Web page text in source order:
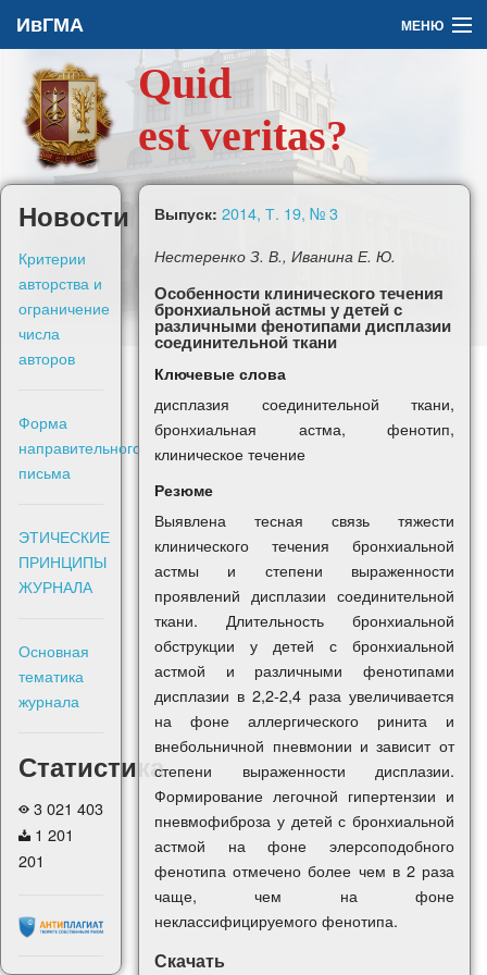
ИвГМА МЕНЮ
Архив
О журнале
Задать вопрос
Правила для авторов
Войти
Quid
est veritas?
Новости
Критерии
авторства и
ограничение
числа
авторов
Форма
направительного
письма
ЭТИЧЕСКИЕ
ПРИНЦИПЫ
ЖУРНАЛА
Основная
тематика
журнала
Статистика
3 021 403
1 201
201
Выпуск: 2014, Т. 19, № 3
Нестеренко З. В., Иванина Е. Ю.
Особенности клинического течения
бронхиальной астмы у детей с
различными фенотипами дисплазии
соединительной ткани
Ключевые слова
дисплазия соединительной ткани,
бронхиальная астма, фенотип,
клиническое течение
Резюме
Выявлена тесная связь тяжести
клинического течения бронхиальной
астмы и степени выраженности
проявлений дисплазии соединительной
ткани. Длительность бронхиальной
обструкции у детей с бронхиальной
астмой и различными фенотипами
дисплазии в 2,2-2,4 раза увеличивается
на фоне аллергического ринита и
внебольничной пневмонии и зависит от
степени выраженности дисплазии.
Формирование легочной гипертензии и
пневмофиброза у детей с бронхиальной
астмой на фоне элерсоподобного
фенотипа отмечено более чем в 2 раза
чаще, чем на фоне
неклассифицируемого фенотипа.
Скачать